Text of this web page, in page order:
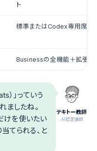
ト
標準またはCodex専用席を
Businessの全機能＋拡張セ
テキトー教師
.AI認定講師
」っていう
ましたね。
けを使いたい
てられる、と